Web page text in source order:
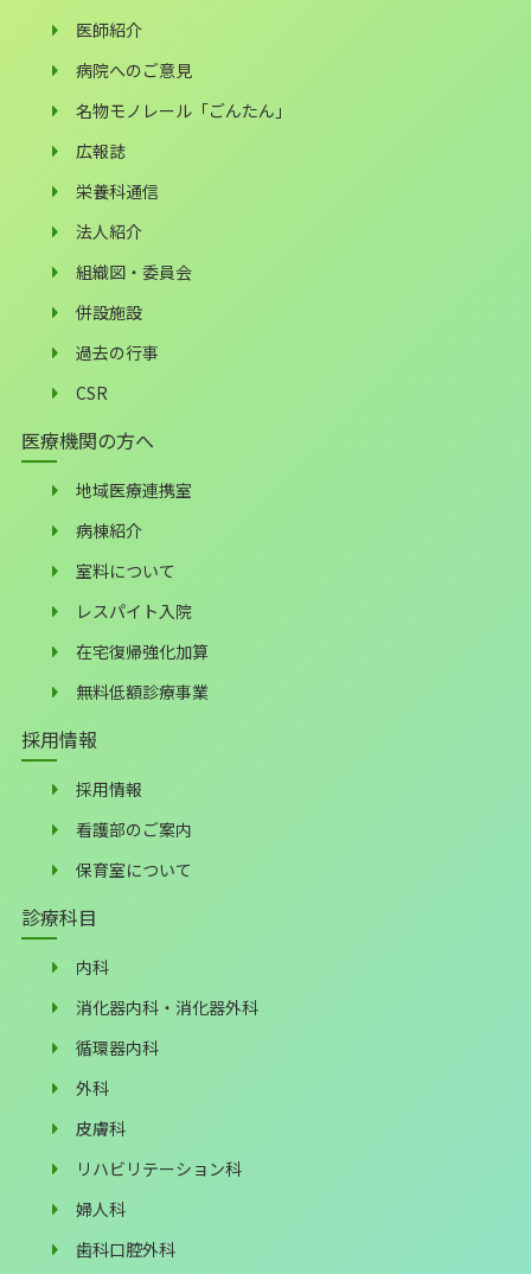
医師紹介
病院へのご意見
名物モノレール「ごんたん」
広報誌
栄養科通信
法人紹介
組織図・委員会
併設施設
過去の行事
CSR
医療機関の方へ
地域医療連携室
病棟紹介
室料について
レスパイト入院
在宅復帰強化加算
無料低額診療事業
採用情報
採用情報
看護部のご案内
保育室について
診療科目
内科
消化器内科・消化器外科
循環器内科
外科
皮膚科
リハビリテーション科
婦人科
歯科口腔外科